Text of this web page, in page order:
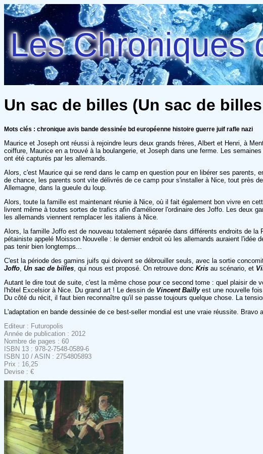
Les Chroniques
Un sac de billes (Un sac de
Mots clés : chronique avis bande dessinée bd européenne histoire guerre juif rafle nazi
Maurice et Joseph ont réussi à rejoindre leurs deux grands frères, Albert et Henri, à
coiffure, Maurice en a trouvé à la boulangerie, et Joseph dans une ferme. Les
ont été capturés par les allemands.
Alors, c'est Maurice qui se rend dans le camp en question pour en libérer ses parents,
de chance, les parents sont vite délivrés de ce camp pour s'installer à Nice, tout près
Allemagne, dans la gueule du loup.
Alors, toute la famille est maintenant réunie à Nice, où il fait également bon vivre en
livrent même à toutes sortes de trafics afin d'améliorer l'ordinaire des Joffo. Les deux
les allemands viennent remplacer les italiens à Nice.
Alors, la famille Joffo est de nouveau totalement séparée dans différents endroits de
pétainiste appelé Moisson Nouvelle : le dernier endroit où les allemands auraient
pas tenir bien longtemps...
C'est la période des gamins juifs qui doivent se débrouiller seuls, avec la sortie
Joffo Un sac de billes , qui nous est proposé. On retrouve donc Kris au scénario, et
Autant le dire tout de suite, c'est la même chose pour ce second tome : quel plaisir de
l'hôtel Excelsior à Nice. Du grand art ! Le dessin de Vincent Baillyest une nouvelle fois
Du côté du récit, il faut bien reconnaître qu'il se passe toujours quelque chose. La
L'adaptation en bande dessinée de ce best-seller mondial est une vraie réussite. Bravo
Editeur : Futuropolis
Année de publication : 2012
Nombre de pages : 60
ISBN 13 : 978-2-7548-0589-6
ISBN 10 / ASIN : 2754805893
Prix : 16,25
Devise : €